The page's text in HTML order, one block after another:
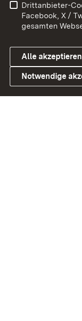
Link zum
Barrierefreiheit
Cookies
Drittanbieter-
Facebook, X /
gesamten
Alle akzeptieren
Notwendige